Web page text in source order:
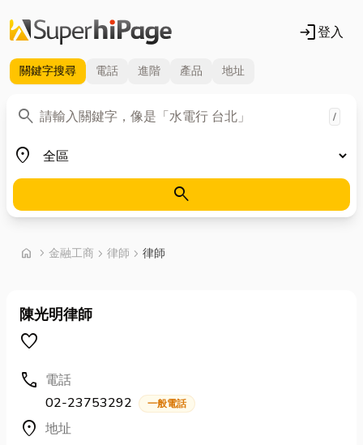
login登入
關鍵字搜尋 電話 進階 產品 地址
search
關鍵字 /
place
地區
search
home chevron_right 首頁
金融工商 chevron_right 律師 chevron_right 律師
陳光明律師
favorite
call 電話
02-23753292
一般電話
location_on 地址